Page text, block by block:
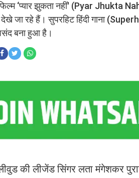
‘प्यार झुकता नहीं' (Pyar Jhukta
देखे जा रहे हैं। सुपरहिट हिंदी गाना
बना हुआ है।
की लीजेंड सिंगर लता मंगेशकर